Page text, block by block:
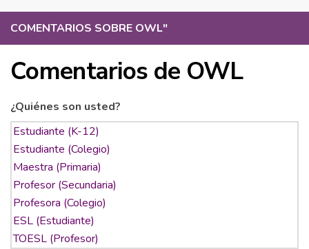
COMENTARIOS SOBRE OWL"
Comentarios de OWL
¿Quiénes son usted?